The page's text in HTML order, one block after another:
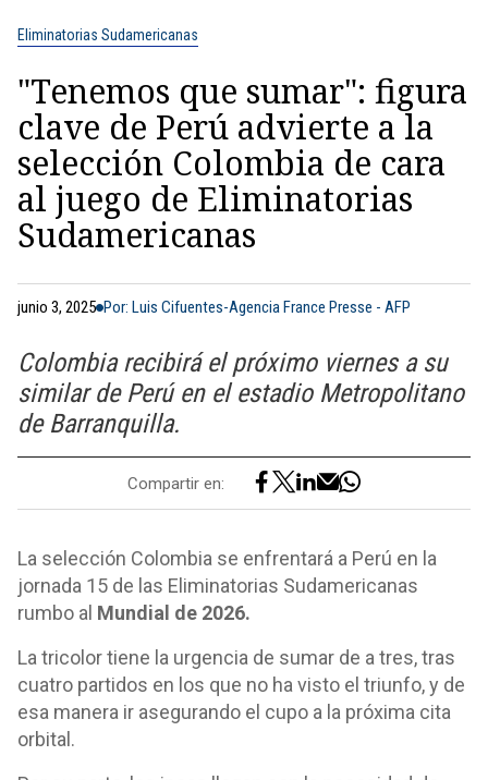
Eliminatorias Sudamericanas
"Tenemos que sumar": figura
clave de Perú advierte a la
selección Colombia de cara
al juego de Eliminatorias
Sudamericanas
junio 3, 2025 Por: Luis Cifuentes-Agencia France Presse - AFP
Colombia recibirá el próximo viernes a su
similar de Perú en el estadio Metropolitano
de Barranquilla.
Compartir en:
La selección Colombia se enfrentará a Perú en la
jornada 15 de las Eliminatorias Sudamericanas
rumbo al Mundial de 2026.
La tricolor tiene la urgencia de sumar de a tres, tras
cuatro partidos en los que no ha visto el triunfo, y de
esa manera ir asegurando el cupo a la próxima cita
orbital.